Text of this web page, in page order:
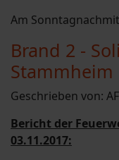
Am
Brand 2 -
Stammheim
Geschrieben von: AF
Bericht der
03.11.2017: